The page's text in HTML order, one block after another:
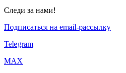
Следи за нами!
Подписаться на email-рассылку
Telegram
МАХ